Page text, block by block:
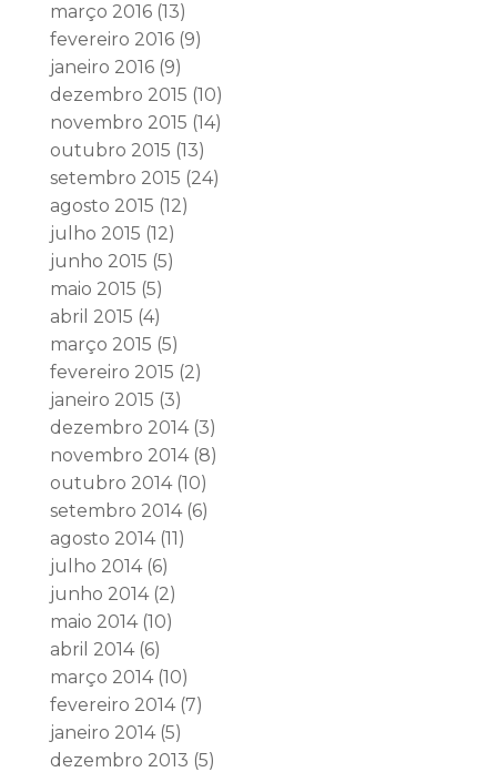
março 2016(13)
fevereiro 2016(9)
janeiro 2016(9)
dezembro 2015 (10)
novembro 2015 (14)
outubro 2015 (13)
setembro 2015 (24)
agosto 2015 (12)
julho 2015 (12)
junho 2015 (5)
maio 2015 (5)
abril 2015 (4)
março 2015 (5)
fevereiro 2015 (2)
janeiro 2015 (3)
dezembro 2014(3)
novembro 2014(8)
outubro 2014(10)
setembro 2014(6)
agosto 2014(11)
julho 2014(6)
junho 2014(2)
maio 2014(10)
abril 2014(6)
março 2014(10)
fevereiro 2014(7)
janeiro 2014(5)
dezembro 2013 (5)